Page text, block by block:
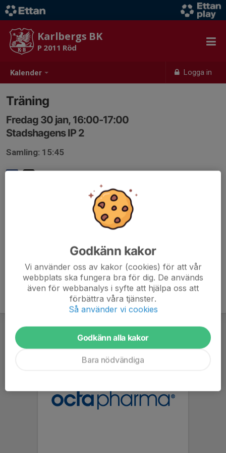
Kalender Logga in
Karlbergs BK
P 2011 Röd
Träning
Fredag 30 jan, 16:00-17:00
Stadshagens IP 2
Samling: 15:45
Godkänn kakor
Vi använder oss av kakor (cookies) för att vår
webbplats ska fungera bra för dig. De används
även för webbanalys i syfte att hjälpa oss att
förbättra våra tjänster.
Så använder vi cookies
Godkänn alla kakor
Bara nödvändiga